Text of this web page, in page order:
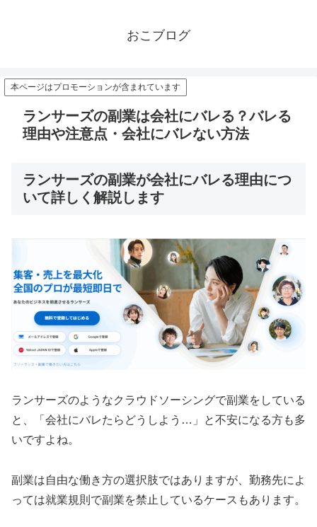
おこブログ
本ページはプロモーションが含まれています
ランサーズの副業は会社にバレる？バレる
理由や注意点・会社にバレない方法
ランサーズの副業が会社にバレる理由につ
いて詳しく解説します
ランサーズのようなクラウドソーシングで副業をしている
と、「会社にバレたらどうしよう…」と不安になる方も多
いですよね。
副業は自由な働き方の選択肢ではありますが、勤務先によ
っては就業規則で副業を禁止しているケースもあります。